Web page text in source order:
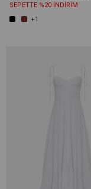
SEPETTE %20 İNDİRİM
+1